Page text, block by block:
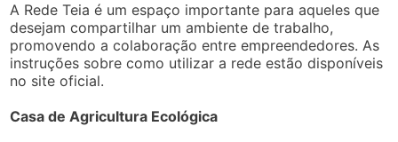
A Rede Teia é um espaço importante para aqueles que
desejam compartilhar um ambiente de trabalho,
promovendo a colaboração entre empreendedores. As
instruções sobre como utilizar a rede estão disponíveis
no site oficial.
Casa de Agricultura Ecológica